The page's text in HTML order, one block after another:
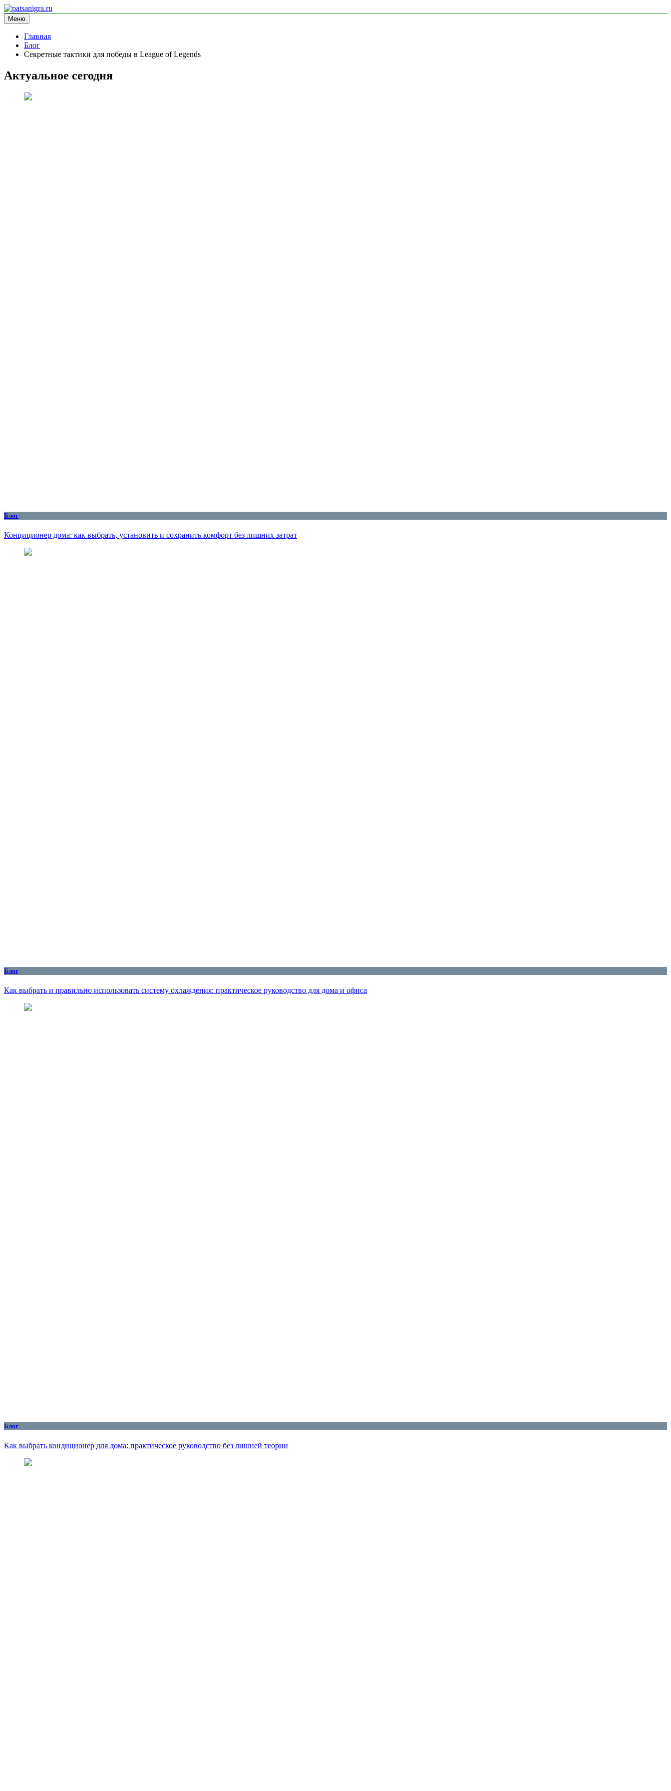
Перейти
к
содержимому
patsanigra.ru
информационный сайт
Меню
Главная
Блог
Секретные тактики для победы в League of Legends
Актуальное сегодня
Блог
Конциционер дома: как выбрать, установить и сохранить комфорт без лишних затрат
Блог
Как выбрать и правильно использовать систему охлаждения: практическое руководство для дома и офиса
Блог
Как выбрать кондиционер для дома: практическое руководство без лишней теории